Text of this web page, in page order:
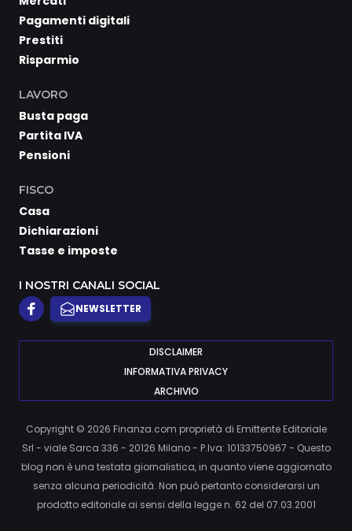
Pagamenti digitali
Prestiti
Risparmio
LAVORO
Busta paga
Partita IVA
Pensioni
FISCO
Casa
Dichiarazioni
Tasse e imposte
I NOSTRI CANALI SOCIAL
NEWSLETTER
DISCLAIMER
INFORMATIVA PRIVACY
ARCHIVIO
Copyright © 2026 Finanza.com proprietà di Emittente Editoriale
Srl - viale Sarca 336 - 20126 Milano - P.Iva: 10133750967 - Questo
blog non è una testata giornalistica, in quanto viene aggiornato
senza alcuna periodicità. Non può pertanto considerarsi un
prodotto editoriale ai sensi della legge n. 62 del 07.03.2001